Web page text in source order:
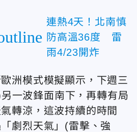
連熱4天！北南慎
防高溫36度 雷
雨4/23開炸
洲模式模擬顯示，下週三
一波鋒面南下，再轉有局
轉涼，這波持續的時間
劇烈天氣」(雷擊、強